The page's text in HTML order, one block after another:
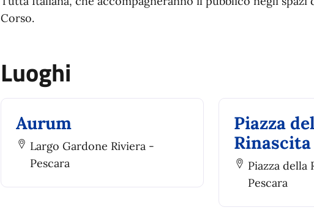
Corso.
Luoghi
Aurum
Largo Gardone Riviera -
Pescara
Piazza
Rinascita
Piazza della
Pescara